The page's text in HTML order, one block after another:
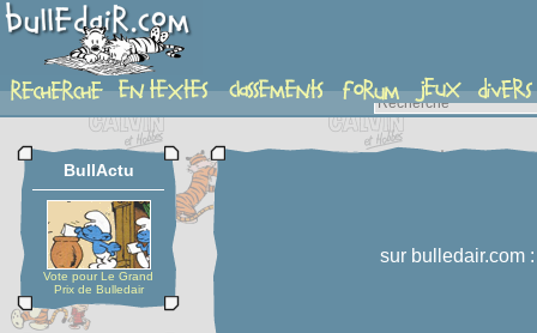
auteur
BullActu
Vote pour Le Grand
Prix de Bulledair
sur bulledair.com